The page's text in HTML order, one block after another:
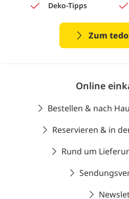
Deko-Tipps
Zum tedo
Online
Bestellen & nach
Reservieren & in
Rund um